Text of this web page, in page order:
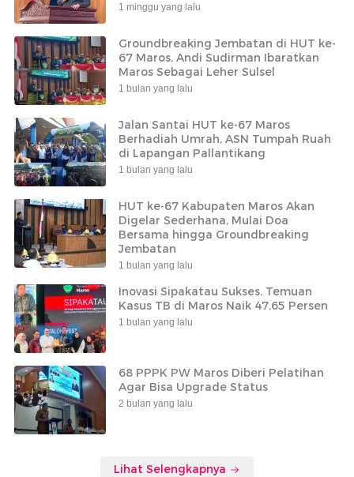
1 minggu yang lalu
Groundbreaking Jembatan di HUT ke-
67 Maros, Andi Sudirman Ibaratkan
Maros Sebagai Leher Sulsel
1 bulan yang lalu
Jalan Santai HUT ke-67 Maros
Berhadiah Umrah, ASN Tumpah Ruah
di Lapangan Pallantikang
1 bulan yang lalu
HUT ke-67 Kabupaten Maros Akan
Digelar Sederhana, Mulai Doa
Bersama hingga Groundbreaking
Jembatan
1 bulan yang lalu
Inovasi Sipakatau Sukses, Temuan
Kasus TB di Maros Naik 47,65 Persen
1 bulan yang lalu
68 PPPK PW Maros Diberi Pelatihan
Agar Bisa Upgrade Status
2 bulan yang lalu
Lihat Selengkapnya